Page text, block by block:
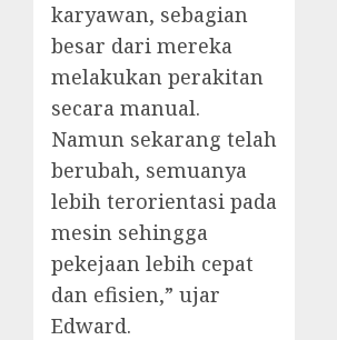
karyawan, sebagian
besar dari mereka
melakukan perakitan
secara manual.
Namun sekarang telah
berubah, semuanya
lebih terorientasi pada
mesin sehingga
pekejaan lebih cepat
dan efisien,” ujar
Edward.